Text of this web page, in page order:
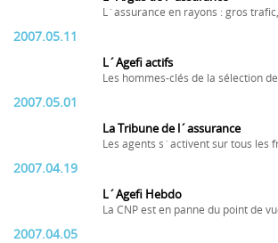
L´assurance en rayons : gros
2007.05.11
L´Agefi actifs
Les hommes-clés de la sélection
2007.05.01
La Tribune de l´assurance
Les agents s´activent sur tous les
2007.04.19
L´Agefi Hebdo
La CNP est en panne du point de
2007.04.05